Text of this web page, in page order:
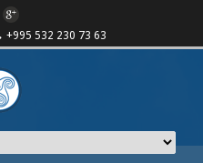
+995 532 230 73 63